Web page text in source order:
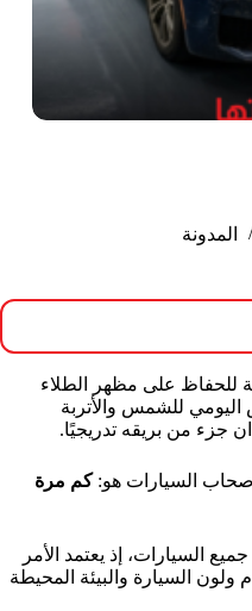
المدونة
للحفاظ على مظهر الطلاء
للشمس والأتربة
جزء من بريقه تدريجيًا.
السيارات هو:كم مرة
السيارات، إذ يعتمد الأمر
السيارة والبيئة المحيطة